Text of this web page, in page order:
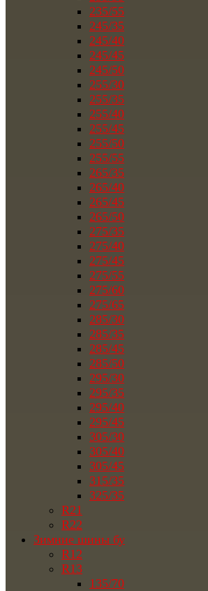
235/55
245/35
245/40
245/45
245/50
255/30
255/35
255/40
255/45
255/50
255/55
265/35
265/40
265/45
265/50
275/35
275/40
275/45
275/55
275/60
275/65
285/30
285/35
285/45
285/50
295/30
295/35
295/40
295/45
305/30
305/40
305/45
315/35
325/35
R21
R22
Зимние шины бу
R12
R13
135/70